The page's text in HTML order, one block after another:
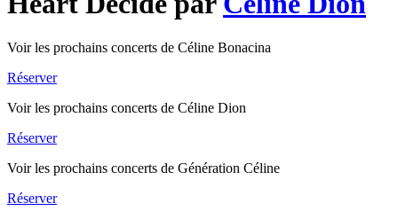
Voir les prochains concerts de Céline Bonacina
Réserver
Voir les prochains concerts de Céline Dion
Réserver
Voir les prochains concerts de Génération Céline
Réserver